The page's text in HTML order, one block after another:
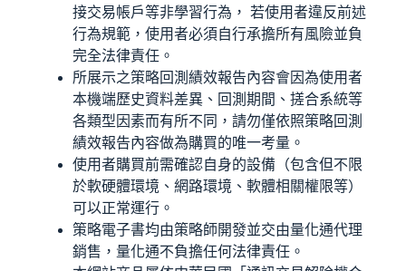
接交易帳戶等非學習行為， 若使用者違反前述
行為規範，使用者必須自行承擔所有風險並負
完全法律責任。
所展示之策略回測績效報告內容會因為使用者
本機端歷史資料差異、回測期間、搓合系統等
各類型因素而有所不同，請勿僅依照策略回測
績效報告內容做為購買的唯一考量。
使用者購買前需確認自身的設備（包含但不限
於軟硬體環境、網路環境、軟體相關權限等）
可以正常運行。
策略電子書均由策略師開發並交由量化通代理
銷售，量化通不負擔任何法律責任。